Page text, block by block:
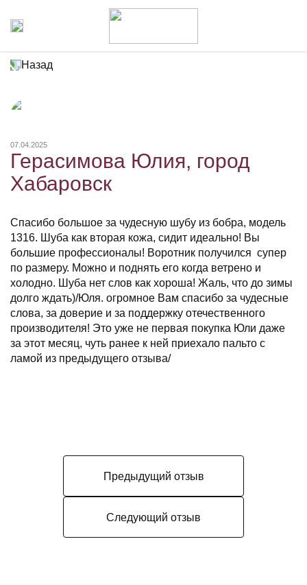
Назад
07.04.2025
Герасимова Юлия, город
Хабаровск
Спасибо большое за чудесную шубу из бобра, модель
1316. Шуба как вторая кожа, сидит идеально! Вы
большие профессионалы! Воротник получился супер
по размеру. Можно и поднять его когда ветрено и
холодно. Шуба нет слов как хороша! Жаль, что до зимы
долго ждать)/Юля. огромное Вам спасибо за чудесные
слова, за доверие и за поддержку отечественного
производителя! Это уже не первая покупка Юли даже
за этот месяц, чуть ранее к ней приехало пальто с
ламой из предыдущего отзыва/
Предыдущий отзыв
Следующий отзыв